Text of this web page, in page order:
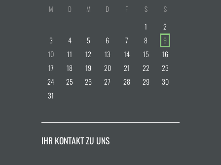
M D M D F S S
1
2
3
4 5 6 7 8
9
10
11 12 13 14 15
16
17
18 19 20 21 22
23
24
25 26 27 28 29
30
31
IHR KONTAKT ZU UNS